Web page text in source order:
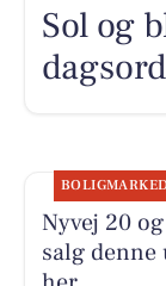
Sol og
Nyvej 20
salg denne